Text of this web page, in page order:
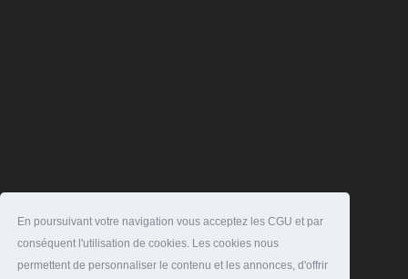
En poursuivant votre navigation vous acceptez les CGU et par
conséquent l'utilisation de cookies. Les cookies nous
permettent de personnaliser le contenu et les annonces, d'offrir